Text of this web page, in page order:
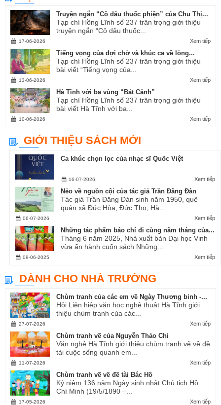
Truyện ngắn “Cô dâu thuốc phiện” của Chu Thị...
Tạp chí Hồng Lĩnh số 237 trân trọng giới thiệu
truyện ngắn “Cô dâu thuốc...
Xem tiếp
17-06-2026
Tiếng vọng của đợi chờ và khúc ca về lòng...
Tạp chí Hồng Lĩnh số 237 trân trọng giới thiệu
bài viết “Tiếng vọng của...
Xem tiếp
13-06-2026
Hà Tĩnh với ba vùng “Bát Cảnh”
Tạp chí Hồng Lĩnh số 237 trân trọng giới thiệu
bài viết Hà Tĩnh với ba...
Xem tiếp
10-06-2026
GIỚI THIỆU SÁCH MỚI
Ca khúc chọn lọc của nhạc sĩ Quốc Việt
Xem tiếp
16-07-2026
Nẻo về nguồn cội của tác giả Trần Đăng Đàn
Tác giả Trần Đăng Đàn sinh năm 1950, quê
quán xã Đức Hòa, Đức Thọ, Hà...
Xem tiếp
06-07-2026
Những tác phẩm báo chí đi cùng năm tháng của...
Tháng 6 năm 2025, Nhà xuất bản Đại học Vinh
vừa ấn hành cuốn sách Những...
Xem tiếp
09-06-2025
DÀNH CHO NHÀ TRƯỜNG
Chùm tranh của các em về Ngày Thương binh -...
Hội Liên hiệp văn học nghệ thuật Hà Tĩnh giới
thiệu chùm tranh của các...
Xem tiếp
27-07-2026
Chùm tranh vẽ của Nguyễn Thảo Chi
Văn nghệ Hà Tĩnh giới thiệu chùm tranh vẽ về đề
tài cuộc sống quanh em...
Xem tiếp
11-07-2026
Chùm tranh vẽ về đề tài Bác Hồ
Kỷ niệm 136 năm Ngày sinh nhật Chủ tịch Hồ
Chí Minh (19/5/1890 –...
Xem tiếp
17-05-2026